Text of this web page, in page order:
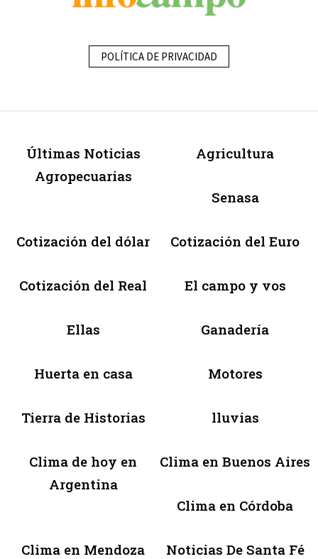
POLÍTICA DE PRIVACIDAD
Últimas Noticias
Agropecuarias
Agricultura
Senasa
Cotización del dólar Cotización del Euro
Cotización del Real El campo y vos
Ellas Ganadería
Huerta en casa Motores
Tierra de Historias lluvias
Clima de hoy en
Argentina
Clima en Buenos Aires
Clima en Córdoba
Clima en Mendoza Noticias De Santa Fé